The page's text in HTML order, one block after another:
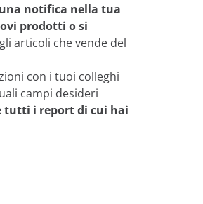
notifica nella tua
prodotti o si
articoli che vende del
con i tuoi colleghi
campi desideri
tutti i report di cui hai